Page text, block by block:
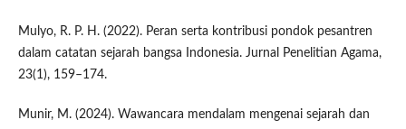
Mulyo, R. P. H. (2022). Peran serta kontribusi pondok pesantren
dalam catatan sejarah bangsa Indonesia. Jurnal Penelitian Agama,
23(1), 159–174.
Munir, M. (2024). Wawancara mendalam mengenai sejarah dan